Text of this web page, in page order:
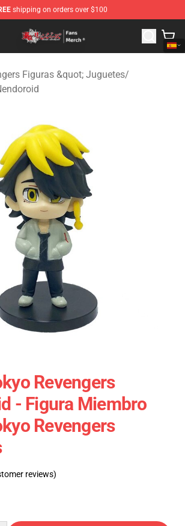
shipping on orders over $100
Store - Official Tokyo Revengers
Figuras &quot; Juguetes/
Revengers
- Figura Miembro
Revengers
reviews)